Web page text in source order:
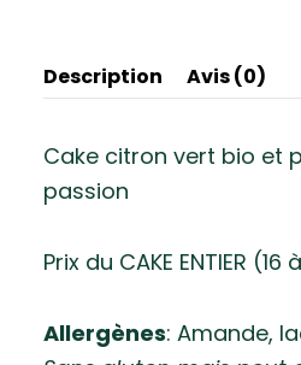
Description Avis (0)
Cake citron vert bio et
passion
Prix du CAKE ENTIER (16
Allergènes: Amande,